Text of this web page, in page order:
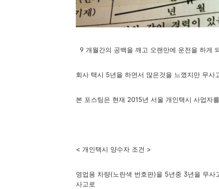
9 개월간의 공백을 깨고 오랜만에 운전을 하게
회사 택시 5년을 하면서 많은것을 느꼈지만 무사
본 포스팅은 현재 2015년 서울 개인택시 사업자
< 개인택시 양수자 조건 >
영업용 차량(노란색 번호판)을 5년중 3년을 무
사고로